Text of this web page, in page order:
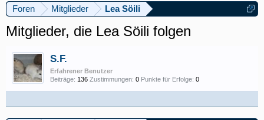
Foren Mitglieder Lea Söili
Mitglieder, die Lea Söili folgen
S.F.
Erfahrener Benutzer
Beiträge: 136 Zustimmungen: 0 Punkte für Erfolge: 0